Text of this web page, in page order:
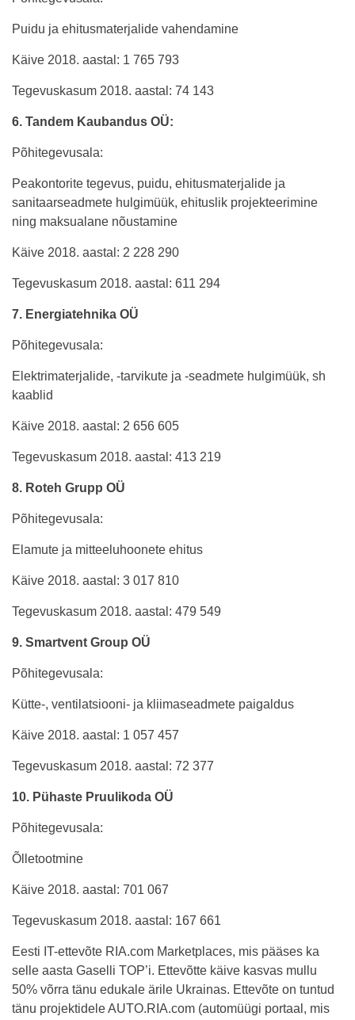
Puidu ja ehitusmaterjalide vahendamine
Käive 2018. aastal: 1 765 793
Tegevuskasum 2018. aastal: 74 143
6. Tandem Kaubandus OÜ:
Põhitegevusala:
Peakontorite tegevus, puidu, ehitusmaterjalide ja
sanitaarseadmete hulgimüük, ehituslik projekteerimine
ning maksualane nõustamine
Käive 2018. aastal: 2 228 290
Tegevuskasum 2018. aastal: 611 294
7. Energiatehnika OÜ
Põhitegevusala:
Elektrimaterjalide, -tarvikute ja -seadmete hulgimüük, sh
kaablid
Käive 2018. aastal: 2 656 605
Tegevuskasum 2018. aastal: 413 219
8. Roteh Grupp OÜ
Põhitegevusala:
Elamute ja mitteeluhoonete ehitus
Käive 2018. aastal: 3 017 810
Tegevuskasum 2018. aastal: 479 549
9. Smartvent Group OÜ
Põhitegevusala:
Kütte-, ventilatsiooni- ja kliimaseadmete paigaldus
Käive 2018. aastal: 1 057 457
Tegevuskasum 2018. aastal: 72 377
10. Pühaste Pruulikoda OÜ
Põhitegevusala:
Õlletootmine
Käive 2018. aastal: 701 067
Tegevuskasum 2018. aastal: 167 661
Eesti IT-ettevõte RIA.com Marketplaces, mis pääses ka
selle aasta Gaselli TOP’i. Ettevõtte käive kasvas mullu
50% võrra tänu edukale ärile Ukrainas. Ettevõte on tuntud
tänu projektidele AUTO.RIA.com (automüügi portaal, mis